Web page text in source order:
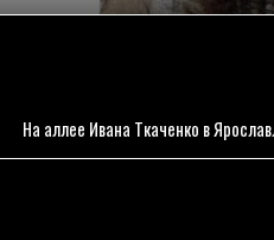
На аллее Ивана Ткаченко в